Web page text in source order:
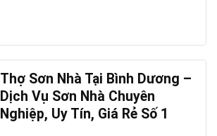
Thợ Sơn Nhà Tại Bình Dương –
Dịch Vụ Sơn Nhà Chuyên
Nghiệp, Uy Tín, Giá Rẻ Số 1